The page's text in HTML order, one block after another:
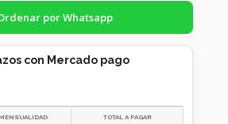
por Whatsapp
con Mercado pago
MENSUALIDAD TOTAL A PAGAR